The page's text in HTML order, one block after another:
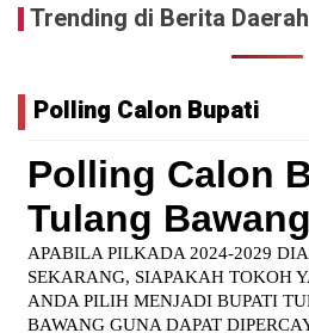
Trending di Berita Daerah
Polling Calon Bupati